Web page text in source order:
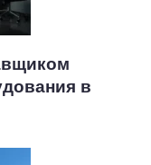
в